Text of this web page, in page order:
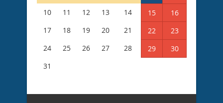
10
11 12 13 14 15
16
17
18 19 20 21 22
23
24
25 26 27 28 29
30
31